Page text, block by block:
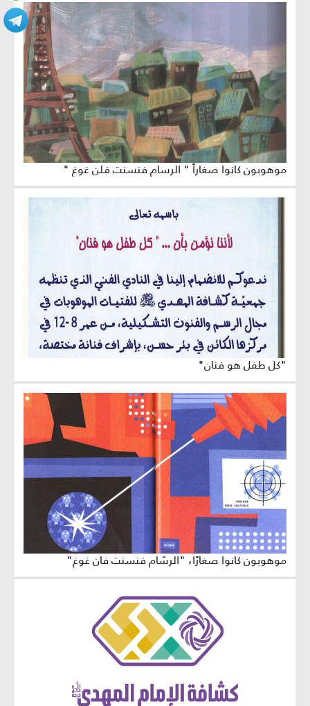
موهوبون كانوا صغاراً " الرسام فنسنت فلن غوغ "
"كل طفل هو فنان"
موهوبون كانوا صغارًا، "الرسّام فنسنت فان غوغ"